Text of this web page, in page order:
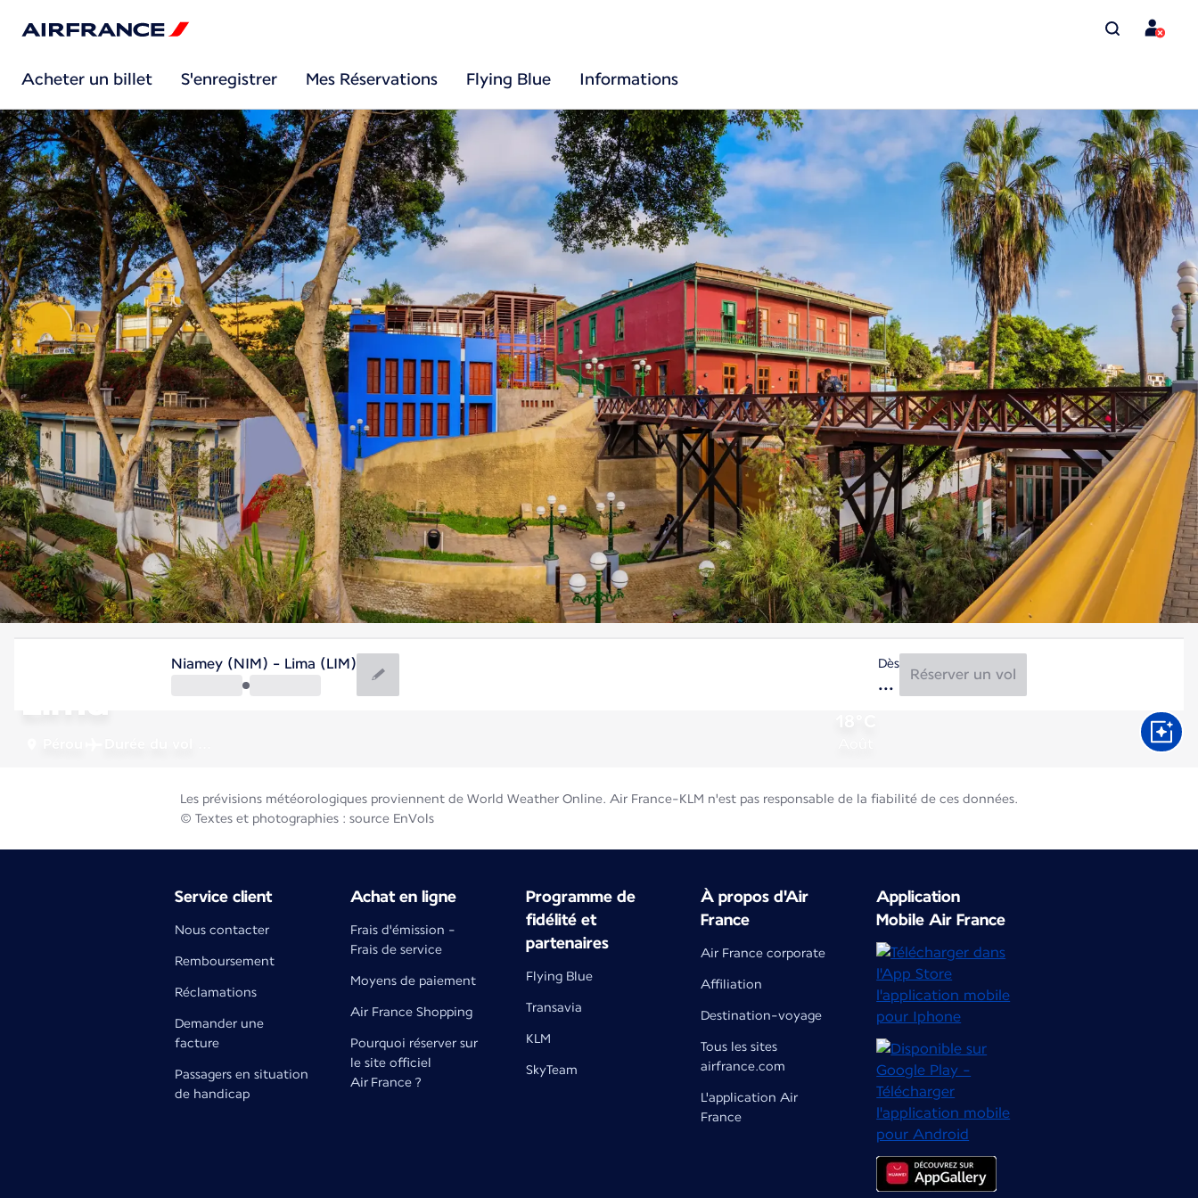
Acheter un billet S'enregistrer Mes Réservations Flying Blue Informations
Lima
Niamey (NIM) - Lima (LIM) Dès
Réserver un vol
Les prévisions météorologiques proviennent de World Weather Online. Air France-KLM n'est pas responsable de la fiabilité de ces données.
© Textes et photographies : source EnVols
Service client
Nous contacter
Remboursement
Réclamations
Demander une
facture
Passagers en situation
de handicap
Achat en ligne
Frais d'émission -
Frais de service
Moyens de paiement
Air France Shopping
Pourquoi réserver sur
le site officiel
Air France ?
Programme de
fidélité et
partenaires
Flying Blue
Transavia
KLM
SkyTeam
À propos d'Air
France
Air France corporate
Affiliation
Destination-voyage
Tous les sites
airfrance.com
L'application Air
France
Application
Mobile Air France